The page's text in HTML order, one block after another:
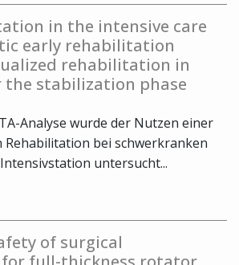
in the intensive care
early rehabilitation
rehabilitation in
stabilization phase
Analyse wurde der Nutzen einer
bei schwerkranken
untersucht...
of surgical